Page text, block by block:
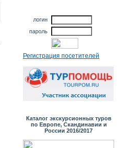
логин
пароль
Регистрация посетителей
Каталог экскурсионных туров
по Европе, Скандинавии и
России 2016/2017